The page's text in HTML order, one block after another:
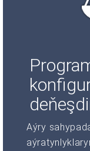
Aýry